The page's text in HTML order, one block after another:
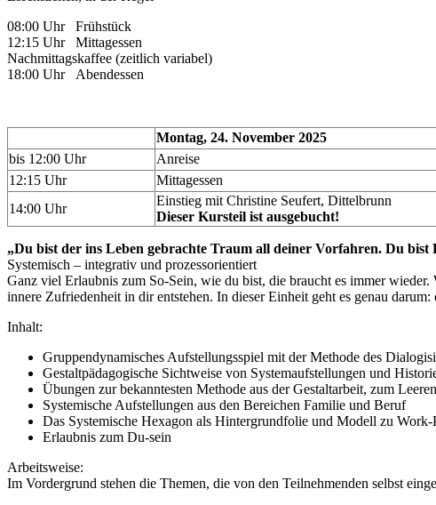
08:00 Uhr Frühstück
12:15 Uhr Mittagessen
Nachmittagskaffee (zeitlich variabel)
18:00 Uhr Abendessen
Montag, 24. November 2025
bis 12:00 Uhr
Anreise
12:15 Uhr
Mittagessen
14:00 Uhr
Einstieg mit Christine Seufert, Dittelbrunn
Dieser Kursteil ist ausgebucht!
„Du bist der ins Leben gebrachte Traum all deiner Vorfahren. Du bist
Systemisch – integrativ und prozessorientiert
Ganz viel Erlaubnis zum So-Sein, wie du bist, die braucht es immer
innere Zufriedenheit in dir entstehen. In dieser Einheit geht es genau
Inhalt:
Gruppendynamisches Aufstellungsspiel mit der Methode des
Gestaltpädagogische Sichtweise von Systemaufstellungen und
Übungen zur bekanntesten Methode aus der Gestaltarbeit, zum
Systemische Aufstellungen aus den Bereichen Familie und Beruf
Das Systemische Hexagon als Hintergrundfolie und Modell zu
Erlaubnis zum Du-sein
Arbeitsweise:
Im Vordergrund stehen die Themen, die von den Teilnehmenden selbst